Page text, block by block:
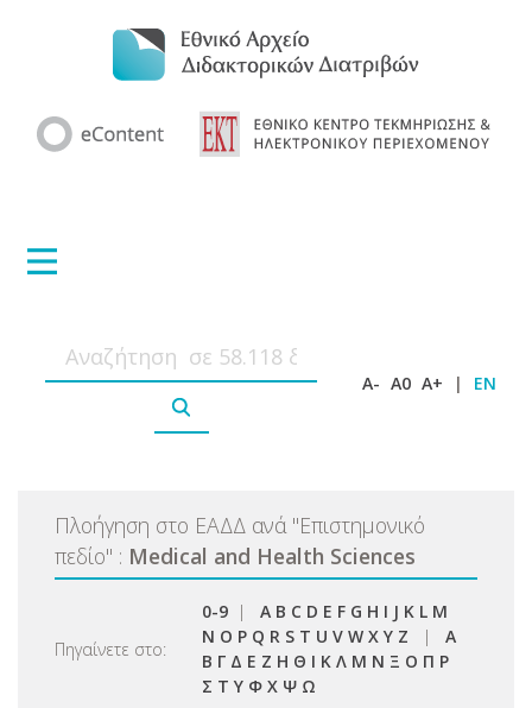
A- A0 A+ | EN
Πλοήγηση στο ΕΑΔΔ ανά "Επιστημονικό
πεδίο" : Medical and Health Sciences
Πηγαίνετε στο:
0-9 | A B C D E F G H I J K L M
N O P Q R S T U V W X Y Z | Α
Β Γ Δ Ε Ζ Η Θ Ι Κ Λ Μ Ν Ξ Ο Π Ρ
Σ Τ Υ Φ Χ Ψ Ω